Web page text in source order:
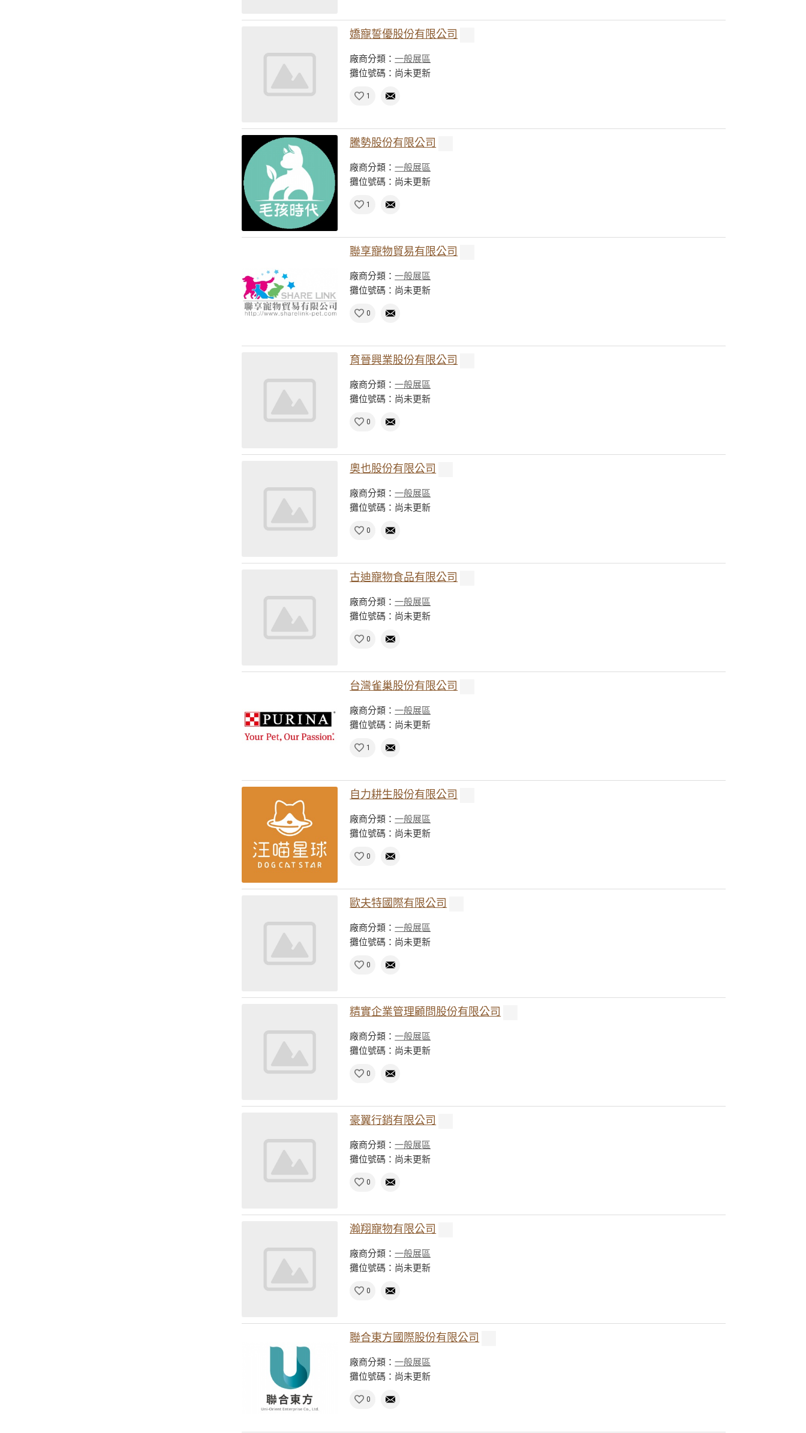
嬌寵誓優股份有限公司
廠商分類：一般展區
攤位號碼：尚未更新
1
騰勢股份有限公司
廠商分類：一般展區
攤位號碼：尚未更新
1
聯享寵物貿易有限公司
廠商分類：一般展區
攤位號碼：尚未更新
0
育晉興業股份有限公司
廠商分類：一般展區
攤位號碼：尚未更新
0
奧也股份有限公司
廠商分類：一般展區
攤位號碼：尚未更新
0
古迪寵物食品有限公司
廠商分類：一般展區
攤位號碼：尚未更新
0
台灣雀巢股份有限公司
廠商分類：一般展區
攤位號碼：尚未更新
1
自力耕生股份有限公司
廠商分類：一般展區
攤位號碼：尚未更新
0
歐夫特國際有限公司
廠商分類：一般展區
攤位號碼：尚未更新
0
精實企業管理顧問股份有限公司
廠商分類：一般展區
攤位號碼：尚未更新
0
豪翼行銷有限公司
廠商分類：一般展區
攤位號碼：尚未更新
0
瀚翔寵物有限公司
廠商分類：一般展區
攤位號碼：尚未更新
0
聯合東方國際股份有限公司
廠商分類：一般展區
攤位號碼：尚未更新
0